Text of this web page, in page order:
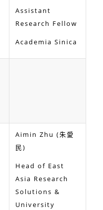
Assistant
Research Fellow
Academia Sinica
Aimin Zhu (朱愛
民)
Head of East
Asia Research
Solutions &
University